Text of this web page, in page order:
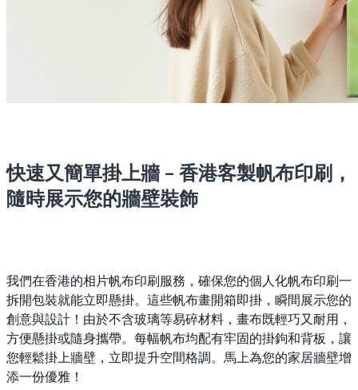
快速又簡單掛上牆 – 香港客製帆布印刷，
隨時展示您的牆壁裝飾
我們在香港的相片帆布印刷服務，確保您的個人化帆布印刷一
拆開包裝就能立即懸掛。這些帆布畫開箱即掛，瞬間展示您的
創意與設計！由於不含玻璃等易碎材料，畫布既輕巧又耐用，
方便懸掛或隨身攜帶。每幅帆布均配有牢固的掛鉤和背板，讓
您輕鬆掛上牆壁，立即提升空間格調。馬上為您的家居牆壁增
添一份優雅！